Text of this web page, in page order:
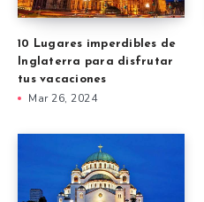
10 Lugares imperdibles de
Inglaterra para disfrutar
tus vacaciones
Mar 26, 2024